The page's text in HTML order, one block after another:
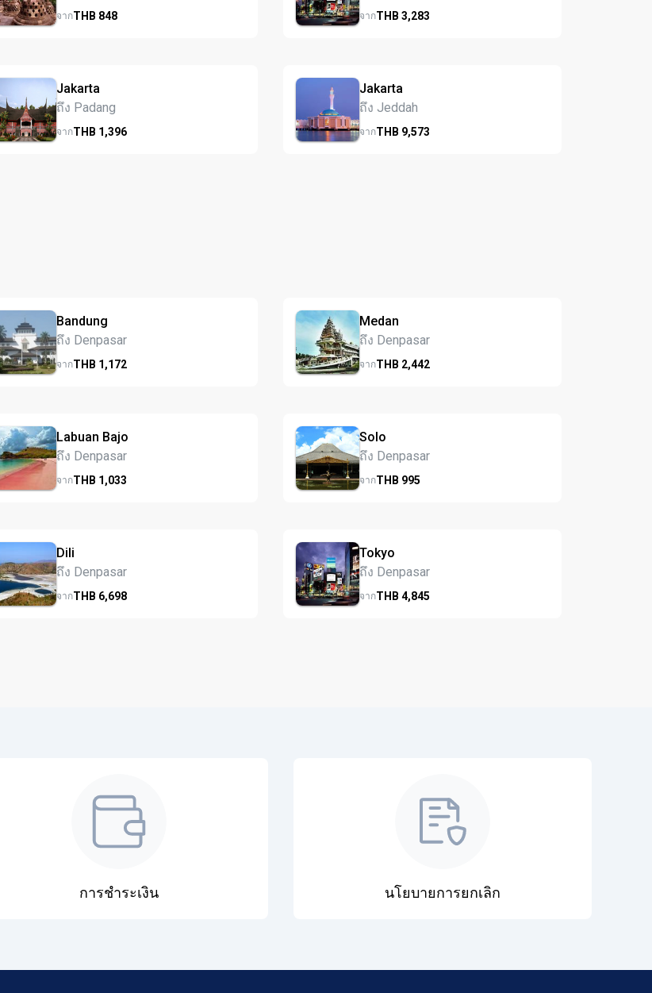
จากTHB 848 จากTHB3,283
Jakarta
ถึง Padang
จากTHB 1,396
Jakarta
ถึง Jeddah
จากTHB 9,573
Bandung
ถึง Denpasar
จากTHB 1,172
Medan
ถึง Denpasar
จากTHB 2,442
Labuan Bajo
ถึง Denpasar
จากTHB 1,033
Solo
ถึง Denpasar
จากTHB 995
Dili
ถึง Denpasar
จากTHB 6,698
Tokyo
ถึง Denpasar
จากTHB4,845
การชำระเงิน นโยบายการยกเลิก